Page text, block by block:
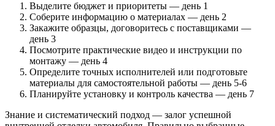
Выделите бюджет и приоритеты — день 1
Соберите информацию о материалах — день 2
Закажите образцы, договоритесь с поставщиками —
день 3
Посмотрите практические видео и инструкции по
монтажу — день 4
Определите точных исполнителей или подготовьте
материалы для самостоятельной работы — день 5-6
Планируйте установку и контроль качества — день 7
Знание и систематический подход — залог успешной